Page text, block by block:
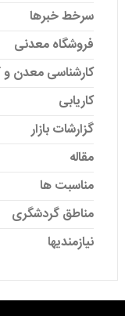
سرخط خبرها
فروشگاه معدنی
کارشناسی معدن و
کاریابی
گزارشات بازار
مقاله
مناسبت ها
مناطق گردشگری
نیازمندیها